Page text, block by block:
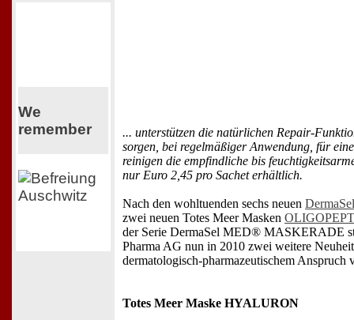
We
remember
... unterstützen die natürlichen Repair-
sorgen, bei regelmäßiger Anwendung, für
reinigen die empfindliche bis
nur Euro 2,45 pro Sachet erhältlich.
Nach den wohltuenden sechs neuen
zwei neuen Totes Meer Masken
der Serie DermaSel MED® MASKERADE
Pharma AG nun in 2010 zwei weitere
dermatologisch-pharmazeutischem Anspruch
Totes Meer Maske HYALURON